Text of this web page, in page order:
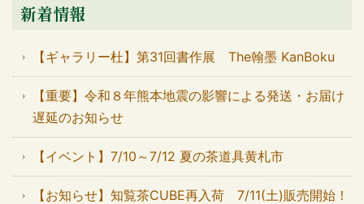
新着情報
【ギャラリー杜】第31回書作展 The翰墨 KanBoku
【重要】令和８年熊本地震の影響による発送・お届け
遅延のお知らせ
【イベント】7/10～7/12 夏の茶道具黄札市
【お知らせ】知覧茶CUBE再入荷 7/11(土)販売開始！